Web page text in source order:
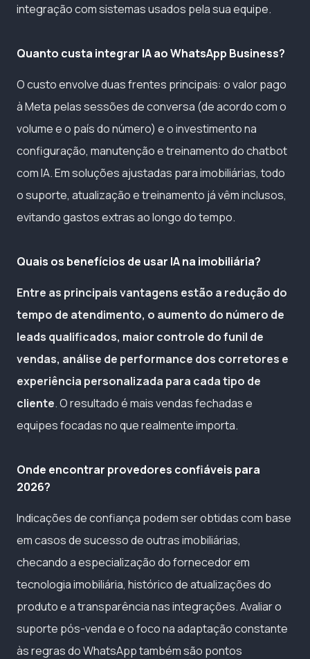
integração com sistemas usados pela sua equipe.
Quanto custa integrar IA ao WhatsApp Business?
O custo envolve duas frentes principais: o valor pago
à Meta pelas sessões de conversa (de acordo com o
volume e o país do número) e o investimento na
configuração, manutenção e treinamento do chatbot
com IA. Em soluções ajustadas para imobiliárias, todo
o suporte, atualização e treinamento já vêm inclusos,
evitando gastos extras ao longo do tempo.
Quais os benefícios de usar IA na imobiliária?
Entre as principais vantagens estão a redução do
tempo de atendimento, o aumento do número de
leads qualificados, maior controle do funil de
vendas, análise de performance dos corretores e
experiência personalizada para cada tipo de
cliente. O resultado é mais vendas fechadas e
equipes focadas no que realmente importa.
Onde encontrar provedores confiáveis para
2026?
Indicações de confiança podem ser obtidas com base
em casos de sucesso de outras imobiliárias,
checando a especialização do fornecedor em
tecnologia imobiliária, histórico de atualizações do
produto e a transparência nas integrações. Avaliar o
suporte pós-venda e o foco na adaptação constante
às regras do WhatsApp também são pontos